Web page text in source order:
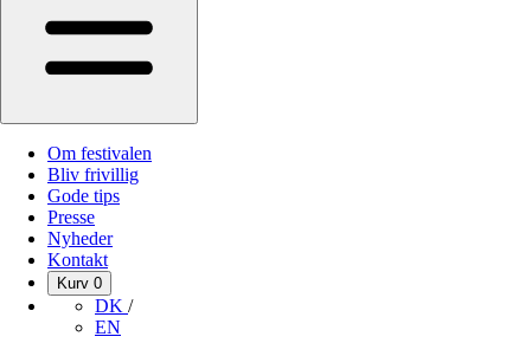
Om festivalen
Bliv frivillig
Gode tips
Presse
Nyheder
Kontakt
Kurv 0
DK /
EN